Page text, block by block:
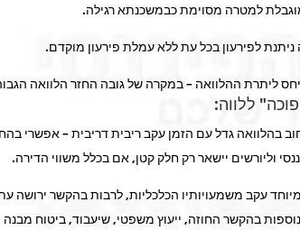
ללווה:
בהלוואה גדל עם הזמן עקב ריבית דריבית –
וליורשים יישאר רק חלק קטן, אם בכלל משווי הדירה.
עקב משמעויותיו הכלכליות, לרבות בהקשר
בהקשר החוזה, ייעוץ משפטי, שיעבוד, ביטוח